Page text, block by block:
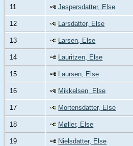
11 Jespersdatter, Else
12 Larsdatter, Else
13 Larsen, Else
14 Lauritzen, Else
15 Laursen, Else
16 Mikkelsen, Else
17 Mortensdatter, Else
18 Møller, Else
19 Nielsdatter, Else